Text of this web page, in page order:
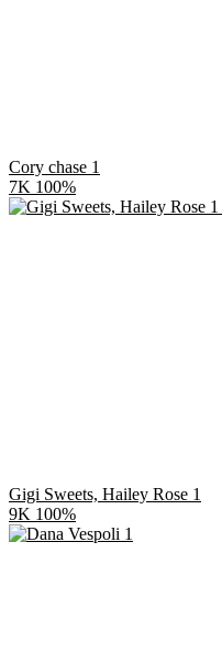
Cory chase 1
7K 100%
Gigi Sweets, Hailey Rose 1
9K 100%